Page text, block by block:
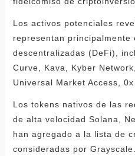
Los activos potenciales
representan principalmente
descentralizadas (DeFi),
Curve, Kava, Kyber
Universal Market Access, 0x
Los tokens nativos de las
de alta velocidad Solana,
han agregado a la lista de
consideradas por Grayscale.